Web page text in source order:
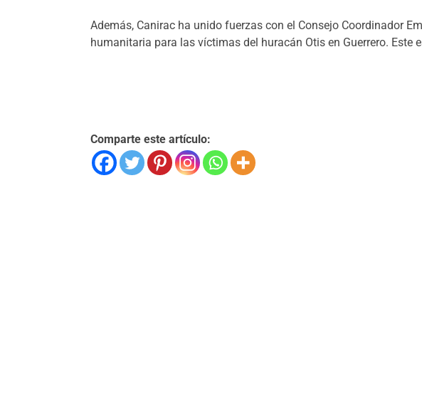
Además, Canirac ha unido fuerzas con el Consejo Coordinador
humanitaria para las víctimas del huracán Otis en Guerrero.
Comparte este artículo: